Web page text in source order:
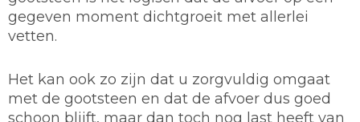
gegeven moment dichtgroeit met allerlei
vetten.
Het kan ook zo zijn dat u zorgvuldig omgaat
met de gootsteen en dat de afvoer dus goed
schoon blijft, maar dan toch nog last heeft van